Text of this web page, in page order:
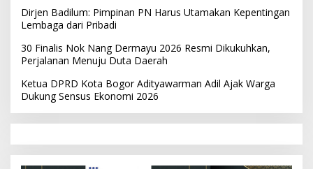
Dirjen Badilum: Pimpinan PN Harus Utamakan Kepentingan
Lembaga dari Pribadi
30 Finalis Nok Nang Dermayu 2026 Resmi Dikukuhkan,
Perjalanan Menuju Duta Daerah
Ketua DPRD Kota Bogor Adityawarman Adil Ajak Warga
Dukung Sensus Ekonomi 2026